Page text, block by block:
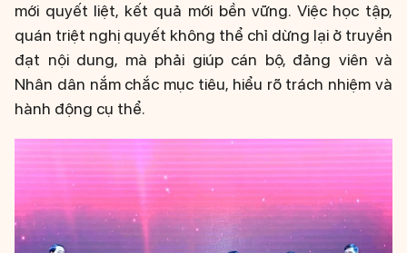
mới quyết liệt, kết quả mới bền vững. Việc học tập,
quán triệt nghị quyết không thể chỉ dừng lại ở truyền
đạt nội dung, mà phải giúp cán bộ, đảng viên và
Nhân dân nắm chắc mục tiêu, hiểu rõ trách nhiệm và
hành động cụ thể.